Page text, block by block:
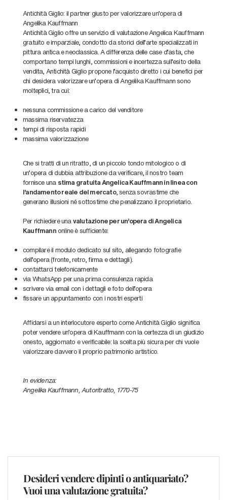
Antichità Giglio: il partner giusto per valorizzare un'opera di
Angelika Kauffmann
Antichità Giglio offre un servizio di valutazione Angelica Kauffmann
gratuito e imparziale, condotto da storici dell'arte specializzati in
pittura antica e neoclassica. A differenza delle case d'asta, che
comportano tempi lunghi, commissioni e incertezza sull'esito della
vendita, Antichità Giglio propone l'acquisto diretto i cui benefici per
chi desidera valorizzare un'opera di Angelika Kauffmann sono
molteplici, tra cui:
nessuna commissione a carico del venditore
massima riservatezza
tempi di risposta rapidi
massima valorizzazione
Che si tratti di un ritratto, di un piccolo tondo mitologico o di
un'opera di dubbia attribuzione da verificare, il nostro team
fornisce una stima gratuita Angelica Kauffmann in linea con
l'andamento reale del mercato, senza sovrastime che
generano illusioni né sottostime che penalizzano il proprietario.
Per richiedere una valutazione per un'opera di Angelica
Kauffmannonline è sufficiente:
compilare il modulo dedicato sul sito, allegando fotografie
dell'opera (fronte, retro, firma e dettagli).
contattarci telefonicamente
via WhatsApp per una prima consulenza rapida
scrivere via email con i dettagli e foto dell'opera
fissare un appuntamento con i nostri esperti
Affidarsi a un interlocutore esperto come Antichità Giglio significa
poter vendere un'opera di Kauffmann con la certezza di un giudizio
onesto, aggiornato e verificabile: la scelta più sicura per chi vuole
valorizzare davvero il proprio patrimonio artistico.
In evidenza:
Angelika Kauffmann, Autoritratto, 1770-75
Desideri vendere dipinti o antiquariato?
Vuoi una valutazione gratuita?